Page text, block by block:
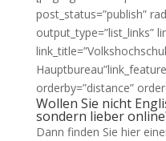
post_status=”publish”
output_type=”list_links”
orderby=”distance”
Wollen Sie nicht
sondern lieber
Dann finden Sie hier